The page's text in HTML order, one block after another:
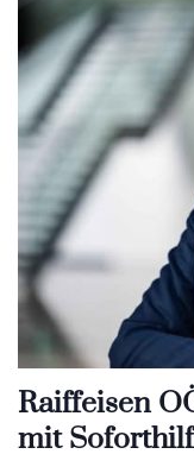
Raiffeisen
mit